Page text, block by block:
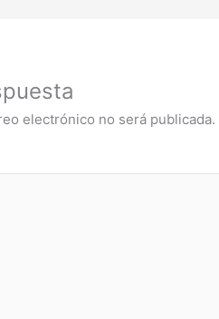
electrónico no será publicada.